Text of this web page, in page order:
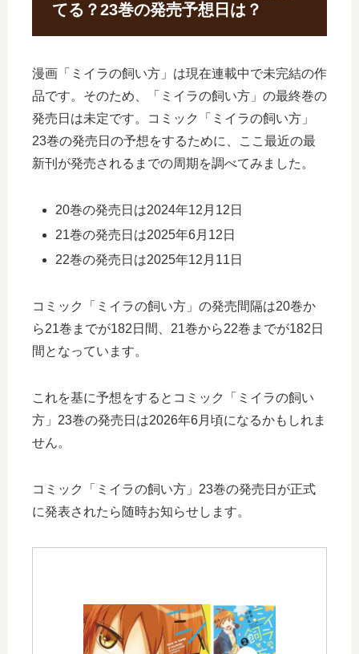
てる？23巻の発売予想日は？
漫画「ミイラの飼い方」は現在連載中で未完結の作
品です。そのため、「ミイラの飼い方」の最終巻の
発売日は未定です。コミック「ミイラの飼い方」
23巻の発売日の予想をするために、ここ最近の最
新刊が発売されるまでの周期を調べてみました。
20巻の発売日は2024年12月12日
21巻の発売日は2025年6月12日
22巻の発売日は2025年12月11日
コミック「ミイラの飼い方」の発売間隔は20巻か
ら21巻までが182日間、21巻から22巻までが182日
間となっています。
これを基に予想をするとコミック「ミイラの飼い
方」23巻の発売日は2026年6月頃になるかもしれま
せん。
コミック「ミイラの飼い方」23巻の発売日が正式
に発表されたら随時お知らせします。